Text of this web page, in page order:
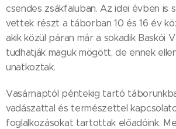
csendes zsákfaluban. Az idei évben is
vettek részt a táborban 10 és 16 év
akik közül páran már a sokadik Baskói
tudhatják maguk mögött, de ennek
unatkoztak.
Vasárnaptól péntekig tartó
vadászattal és természettel
foglalkozásokat tartottak előadóink.